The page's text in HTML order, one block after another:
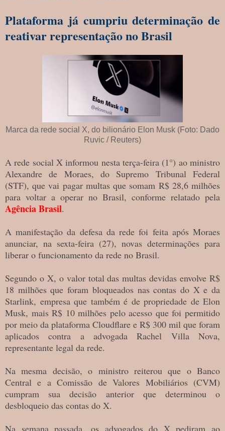
Plataforma já cumpriu determinação de
reativar representação no Brasil
Marca da rede social X, do bilionário Elon Musk (Foto: Dado
Ruvic / Reuters)
A rede social X informou nesta terça-feira (1°) ao ministro
Alexandre de Moraes, do Supremo Tribunal Federal
(STF), que vai pagar multas que somam R$ 28,6 milhões
para voltar a operar no Brasil, conforme relatado pela
Agência Brasil.
A manifestação da defesa da rede foi feita após Moraes
anunciar, na sexta-feira (27), novas determinações para
liberar o funcionamento da rede no Brasil.
Segundo o X, o valor total das multas devidas envolve R$
18 milhões que foram bloqueados nas contas do X e da
Starlink, empresa que também é de propriedade de Elon
Musk, mais R$ 10 milhões pelo acesso que foi permitido
por meio da plataforma Cloudflare e R$ 300 mil que foram
aplicados contra a advogada Rachel Villa Nova,
representante legal da rede.
Na mesma decisão, o ministro reiterou que o Banco
Central e a Comissão de Valores Mobiliários (CVM)
cumpram sua decisão anterior que determinou o
desbloqueio das contas do X.
Na semana passada, os advogados do X pediram ao